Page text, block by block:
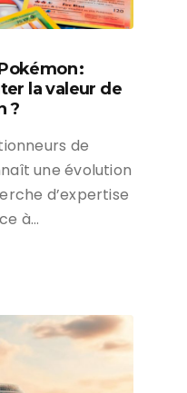
:
la valeur de
?
de
une évolution
d’expertise
à…